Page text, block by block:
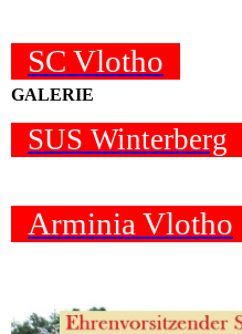
SC Vlotho
GALERIE
SUS Winterberg
Arminia Vlotho